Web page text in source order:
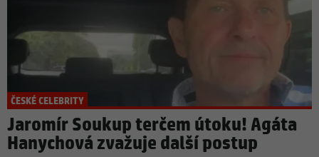
ČESKÉ CELEBRITY
Jaromír Soukup terčem útoku! Agáta
Hanychová zvažuje další postup